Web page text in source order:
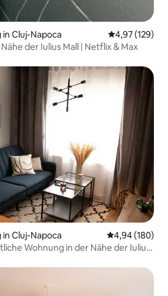
Cluj-Napoca
4,97 (129)
der Iulius Mall | Netflix & Max
Cluj-Napoca
4,94 (180)
Wohnung in der Nähe der Iulius